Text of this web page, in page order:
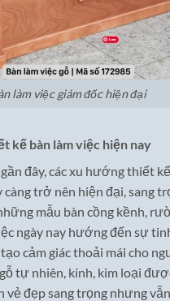
làm việc giám đốc hiện đại
kế bàn làm việc hiện nay
đây, các xu hướng thiết
càng trở nên hiện đại, sang
mẫu bàn cồng kềnh,
ngày nay hướng đến sự
cảm giác thoải mái cho
tự nhiên, kính, kim loại
vẻ đẹp sang trọng nhưng